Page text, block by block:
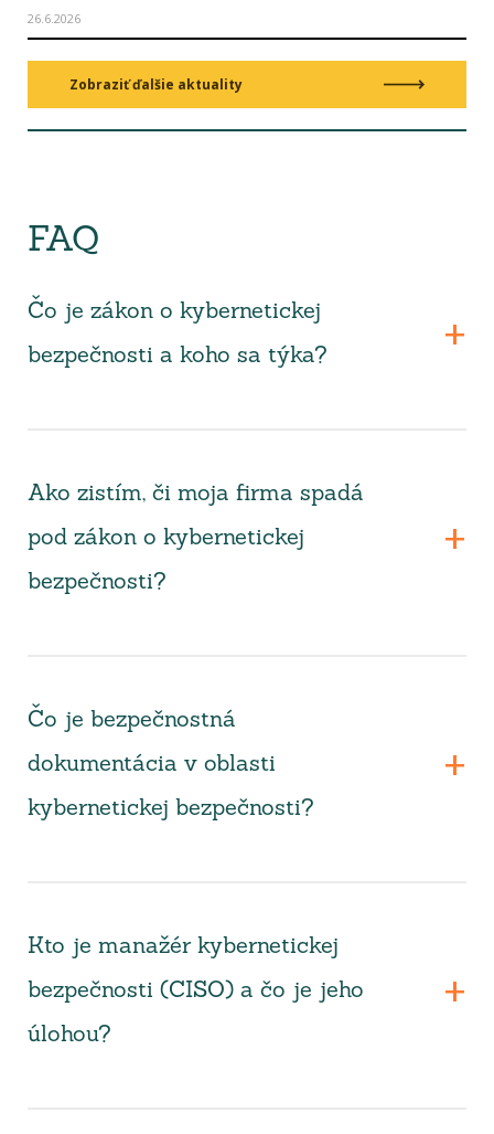
26.6.2026
Zobraziť ďalšie aktuality
FAQ
Čo je zákon o kybernetickej
bezpečnosti a koho sa týka?
Ako zistím, či moja firma spadá
pod zákon o kybernetickej
bezpečnosti?
Čo je bezpečnostná
dokumentácia v oblasti
kybernetickej bezpečnosti?
Kto je manažér kybernetickej
bezpečnosti (CISO) a čo je jeho
úlohou?